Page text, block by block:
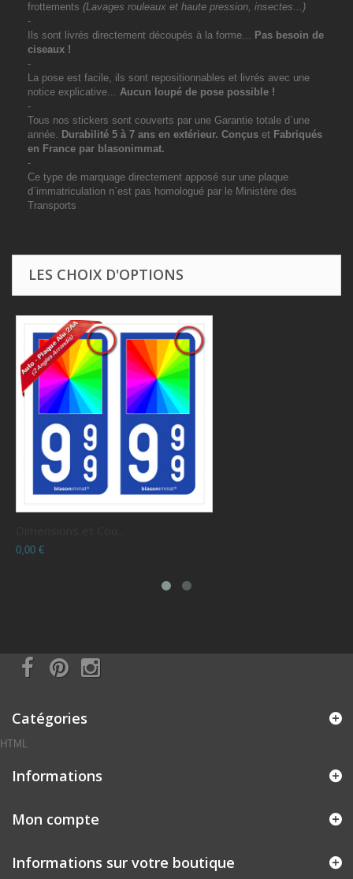
frottements (Lavages rouleaux et haute pression, insectes...)
-
Ils sont livrés directement découpés à la forme... Pas besoin de
ciseaux !
-
La pose est facile, ils sont repositionnables et livrés avec une
notice explicative... Aucun loupé de pose possible !
-
Tous nos stickers sont couverts par une Garantie totale d`une
année. Durabilité 5 à 7 ans en extérieur. Conçus et Fabriqués
en France par blasonimmat.
-
Ce type de marquage directement apposé sur une plaque
d`immatriculation n`est pas homologué par le Ministère des
Transports
LES CHOIX D'OPTIONS
0,00 €
Catégories
HTML
Informations
Mon compte
Informations sur votre boutique